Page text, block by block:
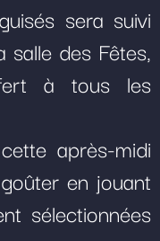
sera suivi
salle des Fêtes,
à tous les
après-midi
en jouant
sélectionnées